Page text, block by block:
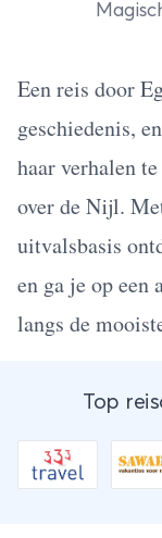
Een reis door
geschiedenis,
haar verhalen
over de Nijl.
uitvalsbasis
en ga je op een
langs de
Top